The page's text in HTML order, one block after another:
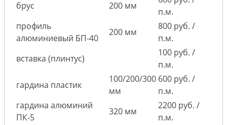
брус
200 мм
п.м.
профиль
алюминиевый БП-40
200 мм
800 руб. /
п.м.
вставка (плинтус)
100 руб. /
п.м.
гардина пластик
100/200/300
мм
600 руб. /
п.м.
гардина алюминий
ПК-5
320 мм
2200 руб. /
п.м.